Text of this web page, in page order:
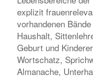
explizit
vorhandenen
Haushalt,
Geburt und
Wortschatz,
Almanache,